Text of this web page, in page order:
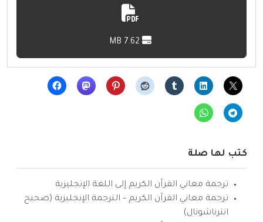
كتب لها صلة
ترجمة معاني القرآن الكريم إلى اللغة الإنجليزية
ترجمة معاني القرآن الكريم – الترجمة الإنجليزية (صحيح
انترناشونال)